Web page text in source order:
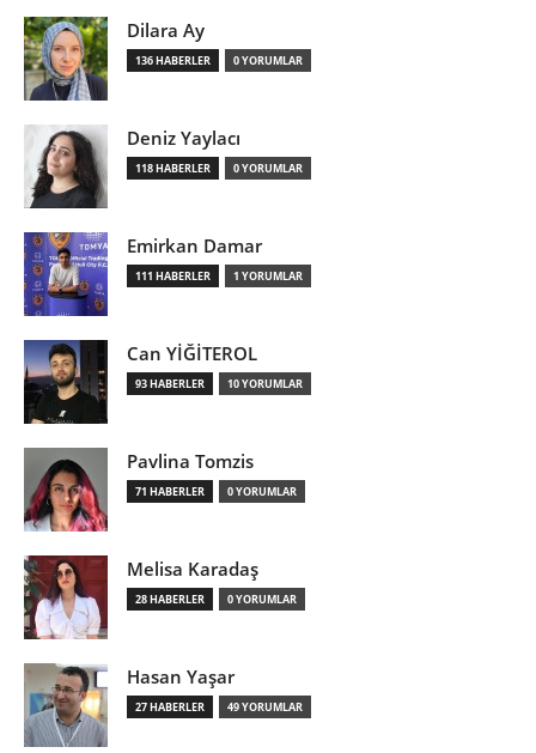
Dilara Ay
136 HABERLER 0 YORUMLAR
Deniz Yaylacı
118 HABERLER 0 YORUMLAR
Emirkan Damar
111 HABERLER 1 YORUMLAR
Can YİĞİTEROL
93 HABERLER 10 YORUMLAR
Pavlina Tomzis
71 HABERLER 0 YORUMLAR
Melisa Karadaş
28 HABERLER 0 YORUMLAR
Hasan Yaşar
27 HABERLER 49 YORUMLAR